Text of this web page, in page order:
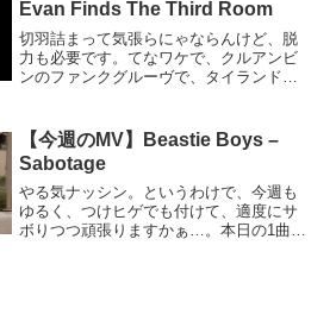
Evan Finds The Third Room
切羽詰まって気張らにゃならんけど、脱
力も必要です。てなワケで、クルアンビ
ンのファンクグルーヴで、タイランド？
のイメージを完璧に具現化している、こ
のおばはんの腰つきはどう...
【今週のMV】Beastie Boys –
Sabotage
やる気ナッシン。というわけで、今週も
ゆるく、つけヒゲでも付けて、適度にサ
ボりつつ頑張りますかぁ…。本日の1曲：